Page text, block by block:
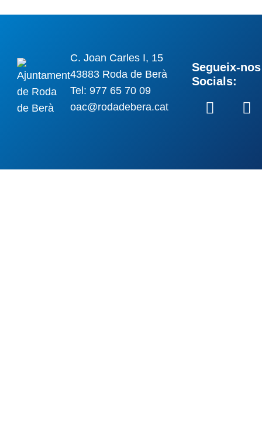
C. Joan Carles I, 15
43883 Roda de Berà
Tel: 977 65 70 09
oac@rodadebera.cat
Segueix-
Socials: